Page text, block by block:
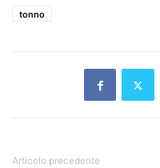
tonno
Articolo precedente